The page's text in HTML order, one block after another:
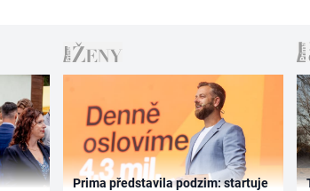
Prima představila podzim: startuje